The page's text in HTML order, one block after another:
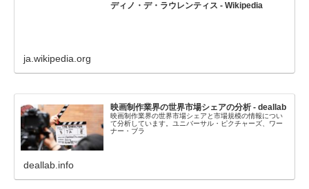
ディノ・デ・ラウレンティス - Wikipedia
ja.wikipedia.org
映画制作業界の世界市場シェアの分析 - deallab
映画制作業界の世界市場シェアと市場規模の情報につい
て分析しています。ユニバーサル・ピクチャーズ、ワー
ナー・ブラ
deallab.info